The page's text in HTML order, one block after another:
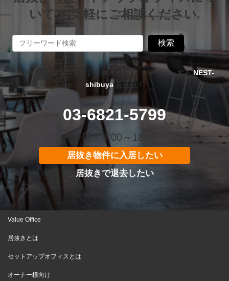
いて お気軽にご相談ください.
検索
【渋谷・表参道エリア】「休息×集中」をデザインするNEST-
shibuya募集中！
03-6821-5799
平日 9:00～18:00
居抜き物件に入居したい
居抜きで退去したい
Value Office
居抜きとは
セットアップオフィスとは
オーナー様向け